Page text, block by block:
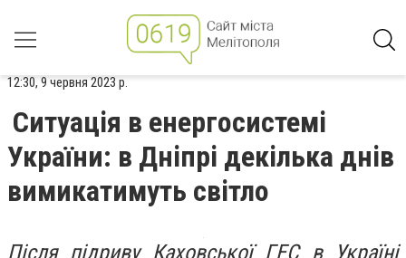
12:30, 9 червня 2023 р.
Ситуація в енергосистемі
України: в Дніпрі декілька днів
вимикатимуть світло
Після підриву Каховської ГЕС в Україні